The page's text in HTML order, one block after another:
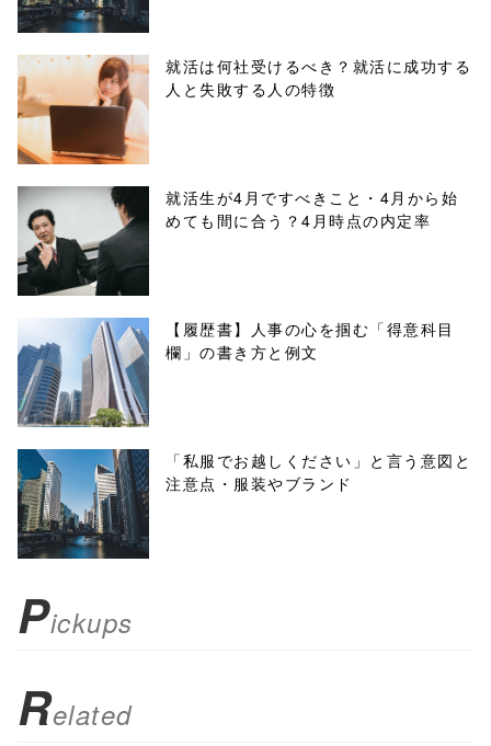
/tapbiz_theme/
parts/sns-
buttons.php on
line10
/1074485"
onclick="windo
w.open(this.hre
f, 'Gwindow',
'width=550,
height=450,
menubar=no,
toolbar=no,
scrollbars=yes'
false;"> シェア
就活は何社受けるべき？就活に成功する
人と失敗する人の特徴
就活生が4月ですべきこと・4月から始
めても間に合う？4月時点の内定率
【履歴書】人事の心を掴む「得意科目
欄」の書き方と例文
「私服でお越しください」と言う意図と
注意点・服装やブランド
Pickups
Related